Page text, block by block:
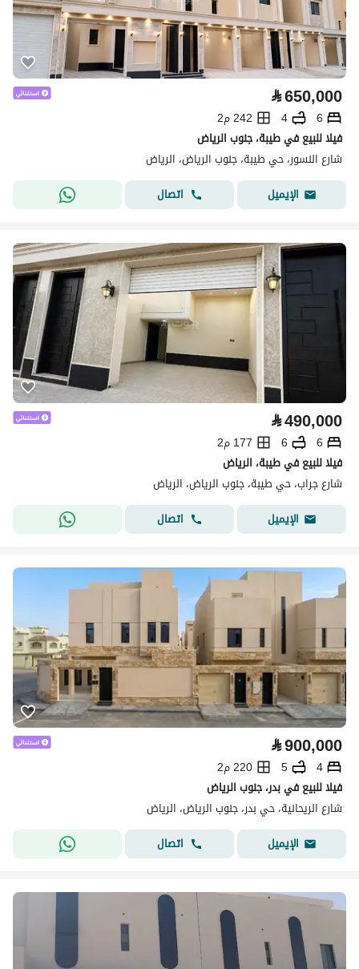
⃁650,000
6
4
242 م2
فيلا للبيع في طيبة، جنوب الرياض
شارع النسور، حي طيبة، جنوب الرياض، الرياض
الإيميل
اتصال
⃁490,000
6
6
177 م2
فيلا للبيع في طيبة، الرياض
شارع جراب، حي طيبة، جنوب الرياض، الرياض
الإيميل
اتصال
⃁900,000
4
5
220 م2
فيلا للبيع في بدر، جنوب الرياض
شارع الريحانية، حي بدر، جنوب الرياض، الرياض
الإيميل
اتصال